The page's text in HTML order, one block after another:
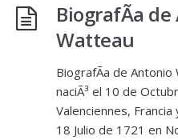
BiografÃ­a
Watteau
BiografÃ­a de Antonio
naciÃ³ el 10 de
Valenciennes, Francia
18 Julio de 1721 en